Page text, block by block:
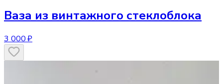
Ваза из винтажного стеклоблока
3 000 ₽